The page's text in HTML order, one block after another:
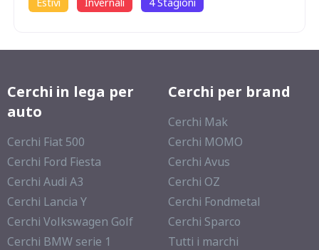
Cerchi in lega per
auto
Cerchi Fiat 500
Cerchi Ford Fiesta
Cerchi Audi A3
Cerchi Lancia Y
Cerchi Volkswagen Golf
Cerchi BMW serie 1
Cerchi per brand
Cerchi Mak
Cerchi MOMO
Cerchi Avus
Cerchi OZ
Cerchi Fondmetal
Cerchi Sparco
Tutti i marchi